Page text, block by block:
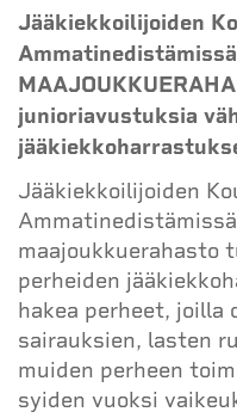
Jääkiekkoilijoiden
junioriavustuksia
Jääkiekkoilijoiden
maajoukkuerahasto
perheiden
hakea perheet, joilla
sairauksien, lasten
muiden perheen
syiden vuoksi